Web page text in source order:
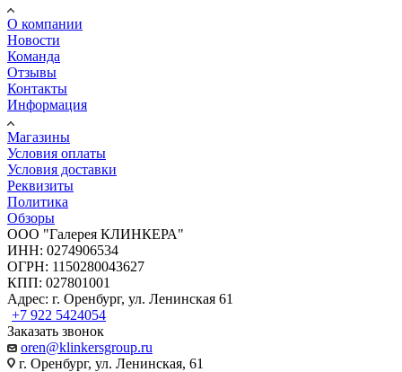
О компании
Новости
Команда
Отзывы
Контакты
Информация
Магазины
Условия оплаты
Условия доставки
Реквизиты
Политика
Обзоры
ООО "Галерея КЛИНКЕРА"
ИНН: 0274906534
ОГРН: 1150280043627
КПП: 027801001
Адрес: г. Оренбург, ул. Ленинская 61
+7 922 5424054
Заказать звонок
oren@klinkersgroup.ru
г. Оренбург, ул. Ленинская, 61